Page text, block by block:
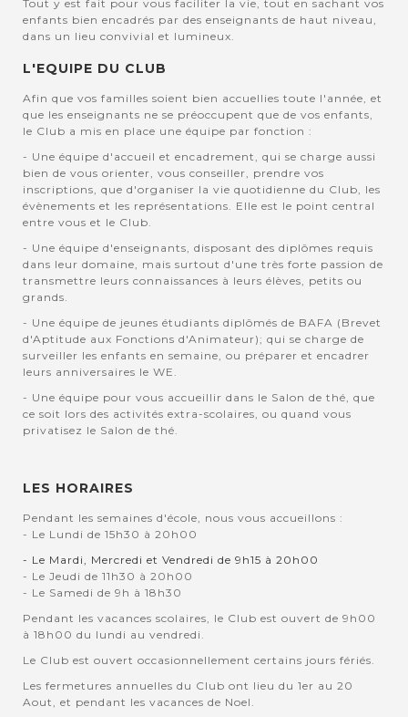
Tout y est fait pour vous faciliter la vie, tout en sachant vos
enfants bien encadrés par des enseignants de haut niveau,
dans un lieu convivial et lumineux.
L'EQUIPE DU CLUB
Afin que vos familles soient bien accuellies toute l'année, et
que les enseignants ne se préoccupent que de vos enfants,
le Club a mis en place une équipe par fonction :
- Une équipe d'accueil et encadrement, qui se charge aussi
bien de vous orienter, vous conseiller, prendre vos
inscriptions, que d'organiser la vie quotidienne du Club, les
évènements et les représentations. Elle est le point central
entre vous et le Club.
- Une équipe d'enseignants, disposant des diplômes requis
dans leur domaine, mais surtout d'une très forte passion de
transmettre leurs connaissances à leurs élèves, petits ou
grands.
- Une équipe de jeunes étudiants diplômés de BAFA (Brevet
d'Aptitude aux Fonctions d'Animateur); qui se charge de
surveiller les enfants en semaine, ou préparer et encadrer
leurs anniversaires le WE.
- Une équipe pour vous accueillir dans le Salon de thé, que
ce soit lors des activités extra-scolaires, ou quand vous
privatisez le Salon de thé.
LES HORAIRES
Pendant les semaines d'école, nous vous accueillons :
- Le Lundi de 15h30 à 20h00
- Le Mardi, Mercredi et Vendredi de 9h15 à 20h00
- Le Jeudi de 11h30 à 20h00
- Le Samedi de 9h à 18h30
Pendant les vacances scolaires, le Club est ouvert de 9h00
à 18h00 du lundi au vendredi.
Le Club est ouvert occasionnellement certains jours fériés.
Les fermetures annuelles du Club ont lieu du 1er au 20
Aout, et pendant les vacances de Noel.